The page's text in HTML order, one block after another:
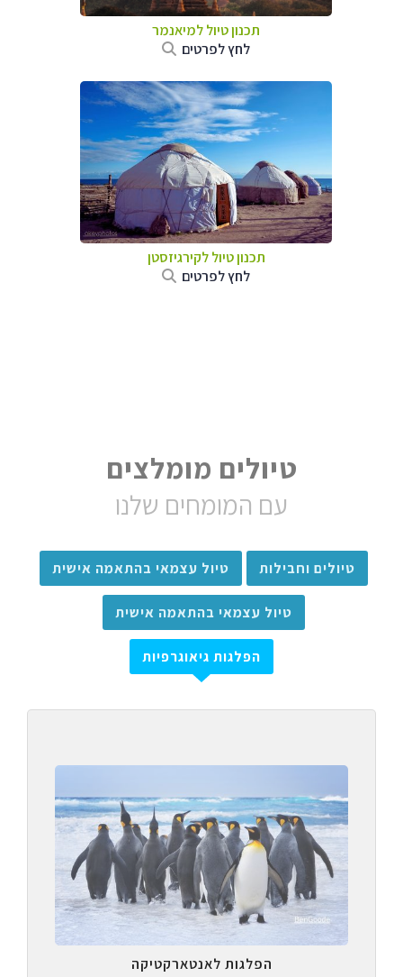
תכנון טיוללמיאנמר
לחץ לפרטים
תכנון טיוללקירגיזסטן
לחץ לפרטים
טיולים מומלצים
עם המומחים שלנו
טיולים וחבילות טיול עצמאי בהתאמה אישית
טיול עצמאי בהתאמה אישית
הפלגות גיאוגרפיות
הפלגות לאנטארקטיקה